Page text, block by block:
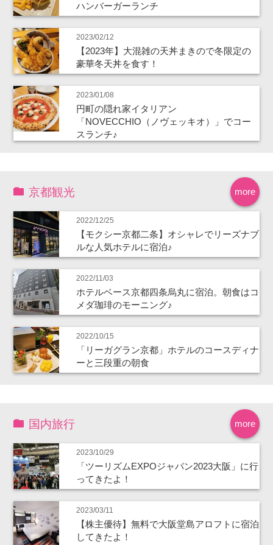
ハンバーガーランチ
2023/02/12
【2023年】大混雑の天丼まきので冬限定の
豪華冬天丼を食す！
2023/01/08
円町の隠れ家イタリアン
「NOVECCHIO（ノヴェッキオ）」でコー
スランチ♪
more
京都観光
2022/12/25
【モクシー京都二条】オシャレでリーズナブ
ルな人気ホテルに宿泊♪
2022/11/03
ホテルベース京都四条烏丸に宿泊。朝食はコ
メダ珈琲のモーニング♪
2022/10/15
「リーガグラン京都」ホテルのコースディナ
ーと三段重の朝食
more
国内旅行
2023/10/29
「ツーリズムEXPOジャパン2023大阪」に行
ってきたよ！
2023/03/11
【株主優待】無料で大阪堂島アロフトに宿泊
してきたよ！